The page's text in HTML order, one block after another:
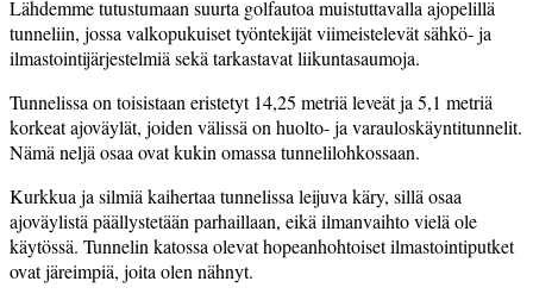
Lähdemme tutustumaan suurta golfautoa muistuttavalla ajopelillä
tunneliin, jossa valkopukuiset työntekijät viimeistelevät sähkö- ja
ilmastointijärjestelmiä sekä tarkastavat liikuntasaumoja.
Tunnelissa on toisistaan eristetyt 14,25 metriä leveät ja 5,1 metriä
korkeat ajoväylät, joiden välissä on huolto- ja varauloskäyntitunnelit.
Nämä neljä osaa ovat kukin omassa tunnelilohkossaan.
Kurkkua ja silmiä kaihertaa tunnelissa leijuva käry, sillä osaa
ajoväylistä päällystetään parhaillaan, eikä ilmanvaihto vielä ole
käytössä. Tunnelin katossa olevat hopeanhohtoiset ilmastointiputket
ovat järeimpiä, joita olen nähnyt.